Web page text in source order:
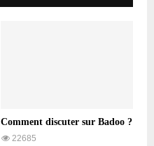
Comment discuter sur Badoo ?
22685